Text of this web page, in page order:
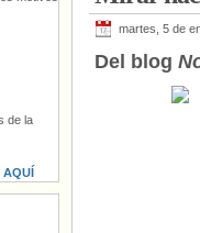
martes, 5 de
Del blog
de la
AQUÍ